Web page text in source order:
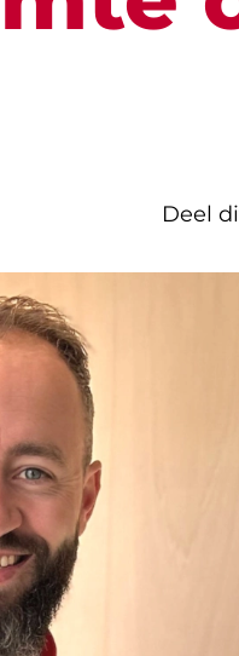
Deel